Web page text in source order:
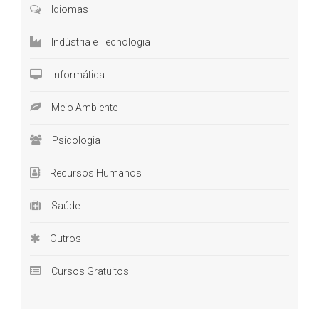
Idiomas
Indústria e Tecnologia
Informática
Meio Ambiente
Psicologia
Recursos Humanos
Saúde
Outros
Cursos Gratuitos